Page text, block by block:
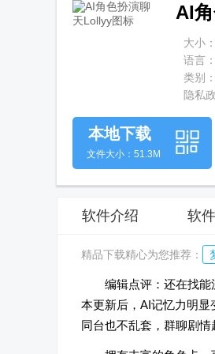
AI
大小：
语言：
类别：
隐私
本地下载
文件大小：51.3M
软件介绍 软
精品下载精心为您推荐：
编辑点评：还在找
本更新后，AI记忆力明
同台也不乱套，群聊剧